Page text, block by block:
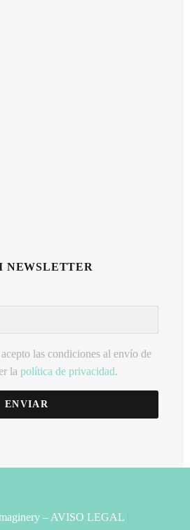
NEWSLETTER
las condiciones al envío de
la política de privacidad.
ENVIAR
– AVISO LEGAL |